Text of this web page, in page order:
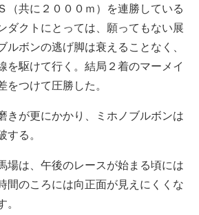
（共に２０００ｍ）を連勝している
ダクトにとっては、願ってもない展
ルボンの逃げ脚は衰えることなく、
を駆けて行く。結局２着のマーメイ
をつけて圧勝した。
が更にかかり、ミホノブルボンは
する。
場は、午後のレースが始まる頃には
間のころには向正面が見えにくくな
。